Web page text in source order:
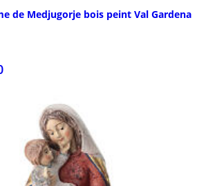
de Medjugorje bois peint Val Gardena